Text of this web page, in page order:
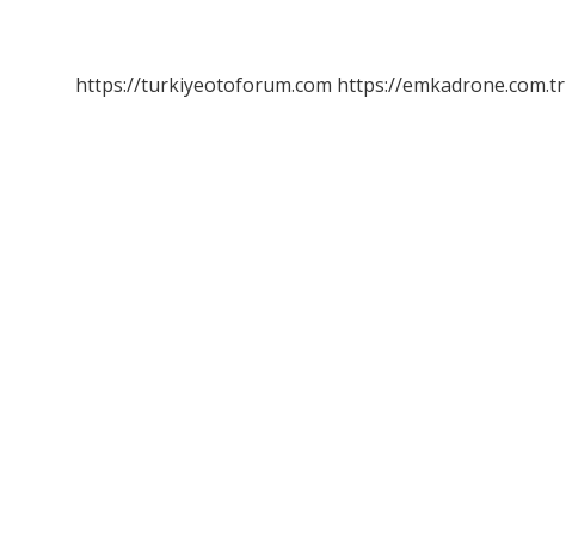
https://turkiyeotoforum.com https://emkadrone.com.tr